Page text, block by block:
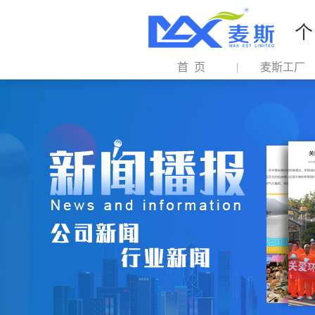
首 页 麦斯工厂